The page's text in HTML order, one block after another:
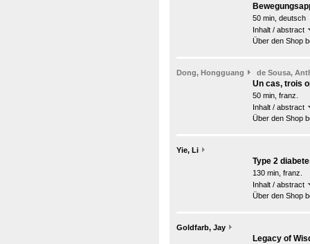
50 min, deutsch
Inhalt / abstract
Über den Shop
Dong, Hongguang de Sousa,
Un cas, trois
50 min, franz.
Inhalt / abstract
Über den Shop
Yie, Li
Type 2
130 min, franz.
Inhalt / abstract
Über den Shop
Goldfarb, Jay
Legacy of